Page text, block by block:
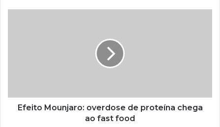
Efeito Mounjaro: overdose de proteína chega
ao fast food